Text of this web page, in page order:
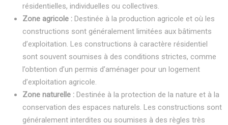
résidentielles, individuelles ou collectives.
Zone agricole : Destinée à la production agricole et où les
constructions sont généralement limitées aux bâtiments
d’exploitation. Les constructions à caractère résidentiel
sont souvent soumises à des conditions strictes, comme
l’obtention d’un permis d’aménager pour un logement
d’exploitation agricole.
Zone naturelle : Destinée à la protection de la nature et à la
conservation des espaces naturels. Les constructions sont
généralement interdites ou soumises à des règles très